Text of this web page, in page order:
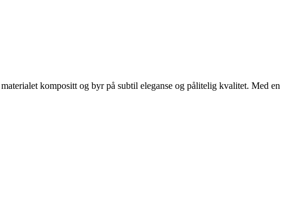
kompositt og byr på subtil eleganse og pålitelig kvalitet. Med en